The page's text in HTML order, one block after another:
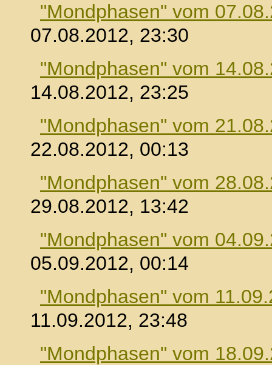
"Mondphasen" vom
07.08.2012, 23:30
"Mondphasen" vom
14.08.2012, 23:25
"Mondphasen" vom
22.08.2012, 00:13
"Mondphasen" vom
29.08.2012, 13:42
"Mondphasen" vom
05.09.2012, 00:14
"Mondphasen" vom
11.09.2012, 23:48
"Mondphasen" vom